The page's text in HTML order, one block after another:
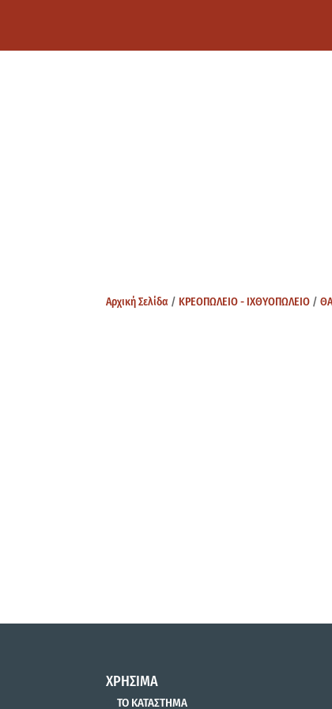
Αρχική Σελίδα / ΚΡΕΟΠΩΛΕΙΟ - ΙΧΘΥΟΠΩΛΕΙΟ /
ΧΡΗΣΙΜΑ
ΤΟ ΚΑΤΑΣΤΗΜΑ